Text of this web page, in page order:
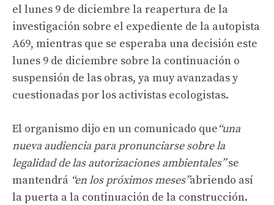
el lunes 9 de diciembre la reapertura de la
investigación sobre el expediente de la autopista
A69, mientras que se esperaba una decisión este
lunes 9 de diciembre sobre la continuación o
suspensión de las obras, ya muy avanzadas y
cuestionadas por los activistas ecologistas.
El organismo dijo en un comunicado que“una
nueva audiencia para pronunciarse sobre la
legalidad de las autorizaciones ambientales”se
mantendrá “en los próximos meses”abriendo así
la puerta a la continuación de la construcción.